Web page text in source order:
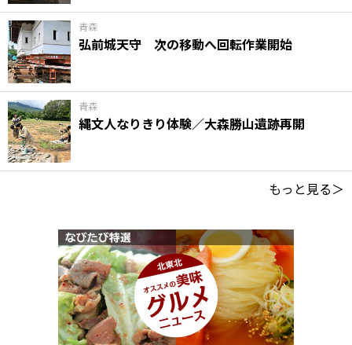
青森
弘前城天守 次の移動へ回転作業開始
青森
縄文人なりきり体験／大森勝山遺跡再開
もっと見る＞